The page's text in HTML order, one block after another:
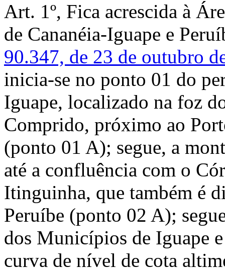
Art. 1º, Fica acrescida à
de Cananéia-Iguape e
90.347, de 23 de outubro
inicia-se no ponto 01 do
Iguape, localizado na foz
Comprido, próximo ao
(ponto 01 A); segue, a
até a confluência com o
Itinguinha, que também é
Peruíbe (ponto 02 A);
dos Municípios de Iguape
curva de nível de cota